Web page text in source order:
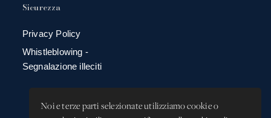
Noi e terze parti selezionate utilizziamo cookie o
Sicurezza
Privacy Policy
Whistleblowing -
Segnalazione illeciti